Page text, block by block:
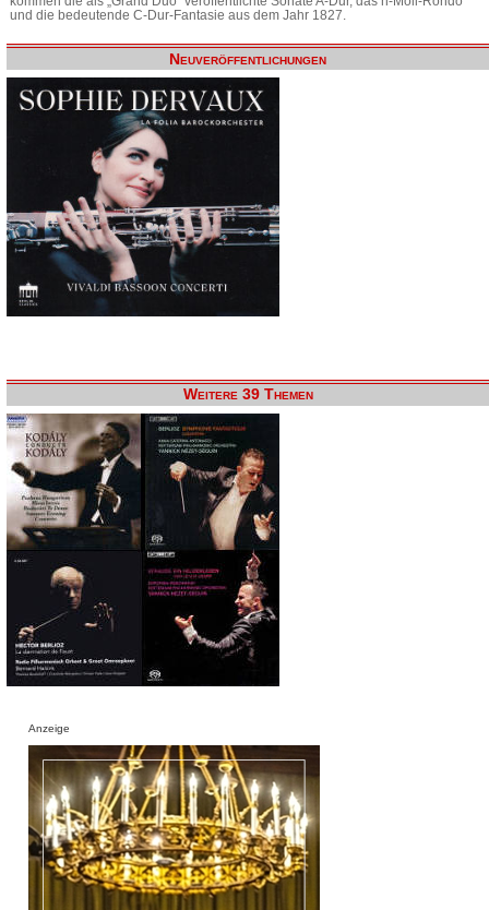
und die bedeutende C-Dur-Fantasie aus dem Jahr 1827.
Neuveröffentlichungen
Weitere 39 Themen
Anzeige